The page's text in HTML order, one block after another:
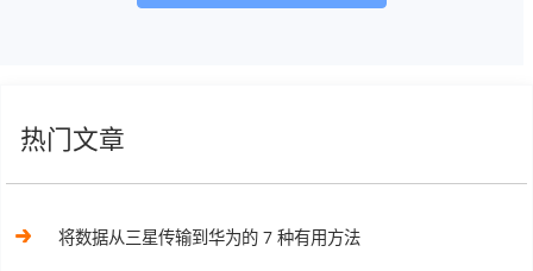
热门文章
将数据从三星传输到华为的 7 种有用方法